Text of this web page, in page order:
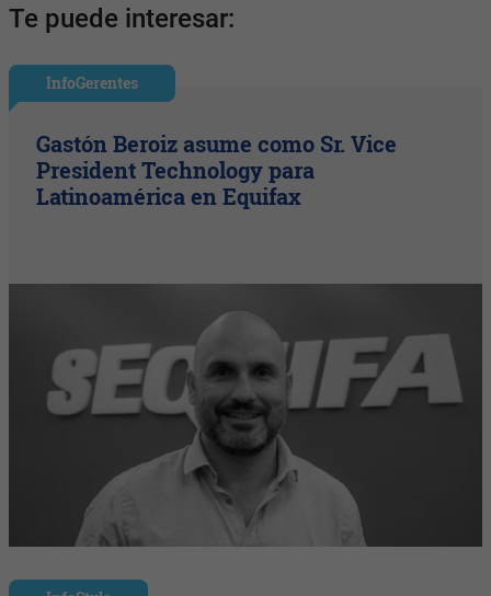
Te puede interesar:
InfoGerentes
Gastón Beroiz asume como Sr. Vice
President Technology para
Latinoamérica en Equifax